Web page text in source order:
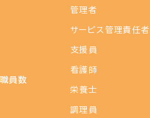
職員数
管理者
サービス管理責任者
支援員
看護師
栄養士
調理員